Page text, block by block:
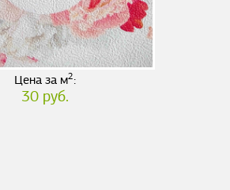
Цена за м2:
30 руб.